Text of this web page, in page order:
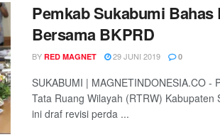
Pemkab Sukabumi Bahas
Bersama BKPRD
BY RED MAGNET 29 JUNI 2019 0
SUKABUMI | MAGNETINDONESIA.CO -
Tata Ruang Wilayah (RTRW)
ini draf revisi perda ...